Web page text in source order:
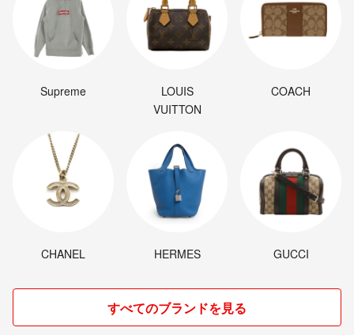
Supreme
LOUIS
VUITTON
COACH
CHANEL HERMES GUCCI
すべてのブランドを見る